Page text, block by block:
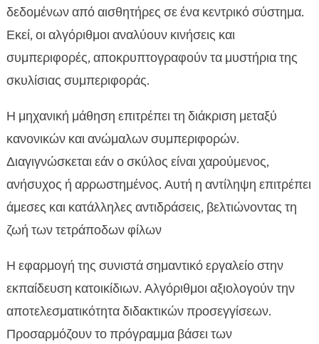
δεδομένων από αισθητήρες σε ένα κεντρικό σύστημα.
Εκεί, οι αλγόριθμοι αναλύουν κινήσεις και
συμπεριφορές, αποκρυπτογραφούν τα μυστήρια της
σκυλίσιας συμπεριφοράς.
Η μηχανική μάθηση επιτρέπει τη διάκριση μεταξύ
κανονικών και ανώμαλων συμπεριφορών.
Διαγιγνώσκεται εάν ο σκύλος είναι χαρούμενος,
ανήσυχος ή αρρωστημένος. Αυτή η αντίληψη επιτρέπει
άμεσες και κατάλληλες αντιδράσεις, βελτιώνοντας τη
ζωή των τετράποδων φίλων
Η εφαρμογή της συνιστά σημαντικό εργαλείο στην
εκπαίδευση κατοικίδιων. Αλγόριθμοι αξιολογούν την
αποτελεσματικότητα διδακτικών προσεγγίσεων.
Προσαρμόζουν το πρόγραμμα βάσει των